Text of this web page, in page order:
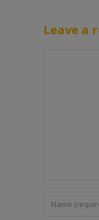
Leave a